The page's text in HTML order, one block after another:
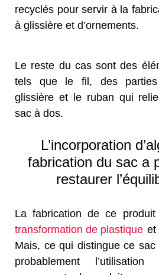
recyclés pour servir à la
à glissière et d’ornements.
Le reste du cas sont des
tels que le fil, des
glissière et le ruban qui
sac à dos.
L’incorporation
fabrication du sac a
restaurer
La fabrication de ce
transformation de plastique et
Mais, ce qui distingue ce sac
probablement l’utilisation